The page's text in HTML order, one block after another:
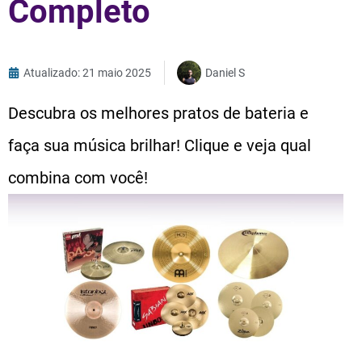
Completo
Atualizado: 21 maio 2025 Daniel S
Descubra os melhores pratos de bateria e
faça sua música brilhar! Clique e veja qual
combina com você!